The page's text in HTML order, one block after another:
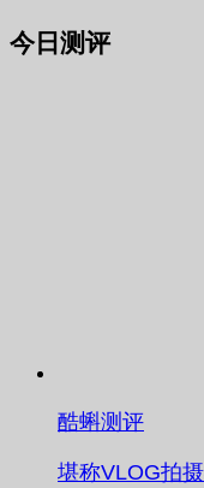
今日测评
酷蝌测评
堪称VLOG拍